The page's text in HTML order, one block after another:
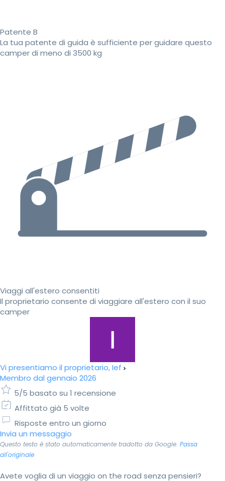
Patente B
La tua patente di guida è sufficiente per guidare questo
camper di meno di 3500 kg
Viaggi all'estero consentiti
Il proprietario consente di viaggiare all'estero con il suo
camper
Vi presentiamo il proprietario, Ief
Membro dal gennaio 2026
5/5 basato su 1 recensione
Affittato già 5 volte
Risposte entro un giorno
Invia un messaggio
Questo testo è stato automaticamente tradotto da Google. Passa
all'originale
Avete voglia di un viaggio on the road senza pensieri?